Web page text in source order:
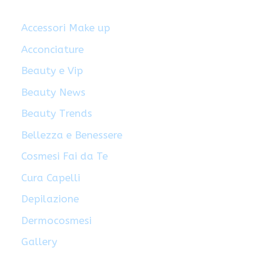
Accessori Make up
Acconciature
Beauty e Vip
Beauty News
Beauty Trends
Bellezza e Benessere
Cosmesi Fai da Te
Cura Capelli
Depilazione
Dermocosmesi
Gallery